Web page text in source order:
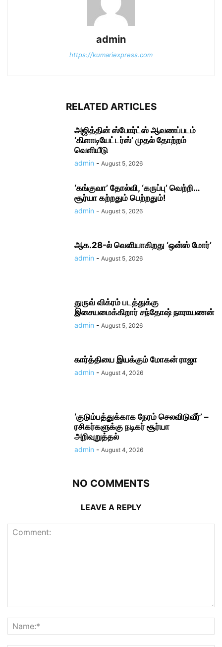
admin
https://kumariexpress.com
RELATED ARTICLES
அஜித்தின் ஸ்போர்ட்ஸ் ஆவணப்படம்
‘கிளாடியேட்டர்ஸ்’ முதல் தோற்றம்
வெளியீடு
admin - August 5, 2026
‘கங்குவா’ தோல்வி, ‘கருப்பு’ வெற்றி…
சூர்யா கற்றதும் பெற்றதும்!
admin - August 5, 2026
ஆக.28-ல் வெளியாகிறது ‘ஒன்ஸ் மோர்’
admin - August 5, 2026
துருவ் விக்ரம் படத்துக்கு
இசையமைக்கிறார் சந்தோஷ் நாராயணன்
admin - August 5, 2026
கார்த்தியை இயக்கும் மோகன் ராஜா
admin - August 4, 2026
‘குடும்பத்துக்காக நேரம் செலவிடுவீர்’ –
ரசிகர்களுக்கு நடிகர் சூர்யா
அறிவுறுத்தல்
admin - August 4, 2026
NO COMMENTS
LEAVE A REPLY